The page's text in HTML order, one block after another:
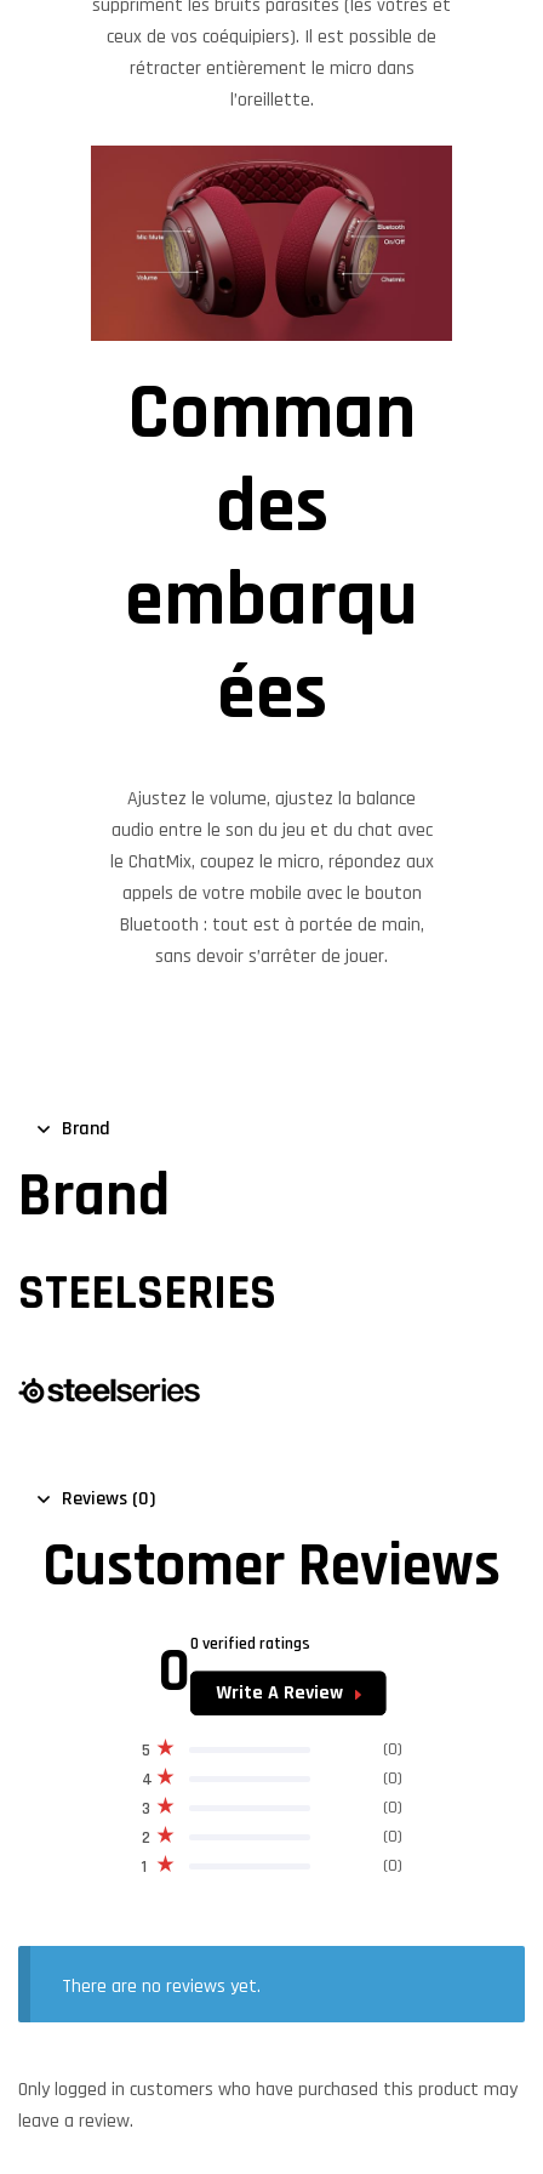
suppriment les bruits parasites (les vôtres et
ceux de vos coéquipiers). Il est possible de
rétracter entièrement le micro dans
l’oreillette.
Comman
des
embarqu
ées
Ajustez le volume, ajustez la balance
audio entre le son du jeu et du chat avec
le ChatMix, coupez le micro, répondez aux
appels de votre mobile avec le bouton
Bluetooth : tout est à portée de main,
sans devoir s’arrêter de jouer.
Brand
Brand
STEELSERIES
Reviews (0)
Customer Reviews
00 verified ratings
Write A Review
1 (0)
2 (0)
3 (0)
4 (0)
5 (0)
There are no reviews yet.
Only logged in customers who have purchased this product may
leave a review.